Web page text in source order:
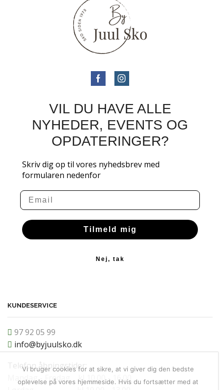
VIL DU HAVE ALLE
NYHEDER, EVENTS OG
OPDATERINGER?
Skriv dig op til vores nyhedsbrev med
formularen nedenfor
Email
Tilmeld mig
Nej, tak
KUNDESERVICE
97 92 05 99
info@byjuulsko.dk
Telefon åbningstider:
Mandag - Fredag kl 10.00 - 16.00
Vi bruger cookies for at sikre, at vi giver dig den bedste
oplevelse på vores hjemmeside. Hvis du fortsætter med at